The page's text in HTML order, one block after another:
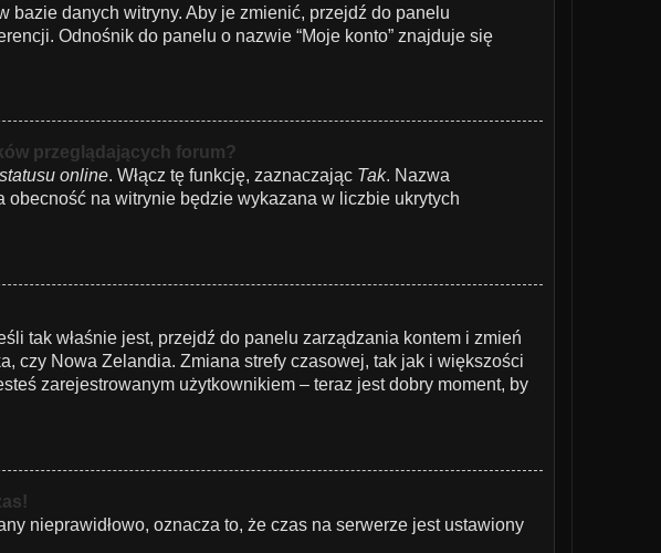
danych witryny. Aby je zmienić, przejdź do panelu
Odnośnik do panelu o nazwie “Moje konto” znajduje się
przeglądających forum?
online. Włącz tę funkcję, zaznaczając Tak. Nazwa
na witrynie będzie wykazana w liczbie ukrytych
tak właśnie jest, przejdź do panelu zarządzania kontem i zmień
czy Nowa Zelandia. Zmiana strefy czasowej, tak jak i większości
zarejestrowanym użytkownikiem – teraz jest dobry moment, by
nieprawidłowo, oznacza to, że czas na serwerze jest ustawiony